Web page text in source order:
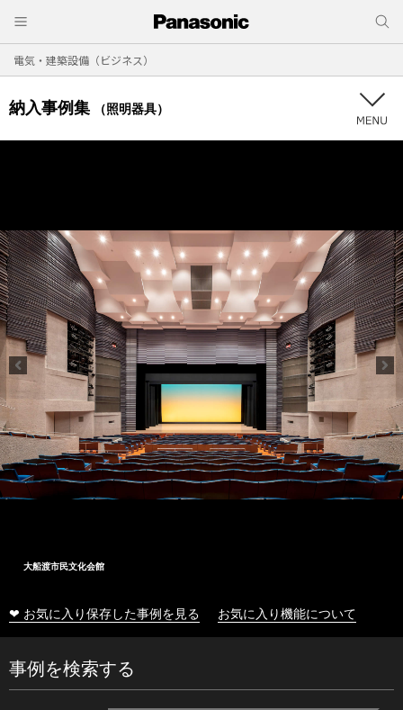
電気・建築設備（ビジネス）
納入事例集 （照明器具）
大船渡市民文化会館
❤ お気に入り保存した事例を見る お気に入り機能について
事例を検索する